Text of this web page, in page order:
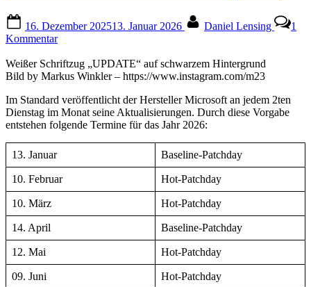
on
16. Dezember 202513. Januar 2026 Daniel Lensing
1
Kommentarzu
des
Microsoft
2026
Weißer Schriftzug „UPDATE“ auf schwarzem Hintergrund
Bild by Markus Winkler – https://www.instagram.com/m23
Im Standard veröffentlicht der Hersteller Microsoft an jedem 2ten
Dienstag im Monat seine Aktualisierungen. Durch diese Vorgabe
entstehen folgende Termine für das Jahr 2026:
13. Januar Baseline-Patchday
10. Februar Hot-Patchday
10. März Hot-Patchday
14. April Baseline-Patchday
12. Mai Hot-Patchday
09. Juni Hot-Patchday